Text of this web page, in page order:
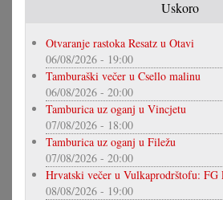
Uskoro
Otvaranje rastoka Resatz u Otavi
06/08/2026 - 19:00
Tamburaški večer u Csello malinu
06/08/2026 - 20:00
Tamburica uz oganj u Vincjetu
07/08/2026 - 18:00
Tamburica uz oganj u Filežu
07/08/2026 - 20:00
Hrvatski večer u Vulkaprodrštofu: FG
08/08/2026 - 19:00